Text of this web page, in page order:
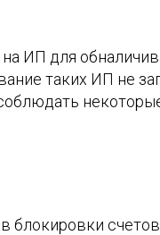
ИП для
таких ИП не
блокировки